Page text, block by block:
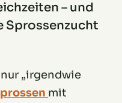
– und
Sprossenzucht
„irgendwie
mit